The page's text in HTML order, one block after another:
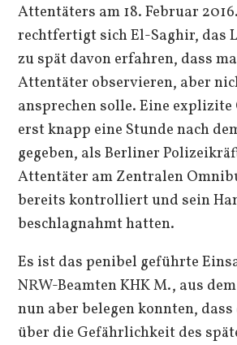
Attentäters am 18. Februar
rechtfertigt sich El-Saghir, das
zu spät davon erfahren, dass
Attentäter observieren, aber
ansprechen solle. Eine explizite
erst knapp eine Stunde nach
gegeben, als Berliner
Attentäter am Zentralen
bereits kontrolliert und sein
beschlagnahmt hatten.
Es ist das penibel geführte
NRW-Beamten KHK M., aus
nun aber belegen konnten,
über die Gefährlichkeit des